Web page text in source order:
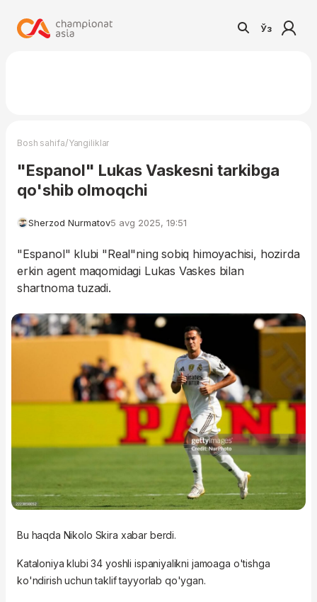
Ўз
Bosh sahifa/Yangiliklar
"Espanol" Lukas Vaskesni tarkibga
qo'shib olmoqchi
Sherzod Nurmatov5 avg 2025, 19:51
"Espanol" klubi "Real"ning sobiq himoyachisi, hozirda
erkin agent maqomidagi Lukas Vaskes bilan
shartnoma tuzadi.
Bu haqda Nikolo Skira xabar berdi.
Kataloniya klubi 34 yoshli ispaniyalikni jamoaga o'tishga
ko'ndirish uchun taklif tayyorlab qo'ygan.